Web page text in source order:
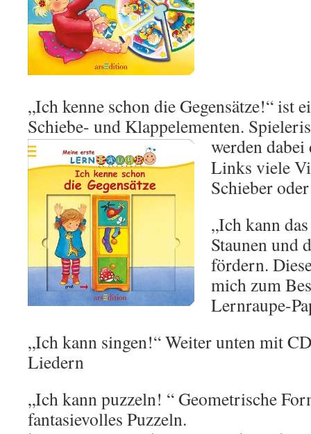
„Ich kenne schon die Gegensätze!“ ist
Schiebe- und Klappelementen.
werden dabei
Links viele
Schieber
„Ich kann
Staunen und
fördern.
mich zum
Lernraupe-
„Ich kann singen!“ Weiter unten mit
Liedern
„Ich kann puzzeln! “ Geometrische
fantasievolles Puzzeln.